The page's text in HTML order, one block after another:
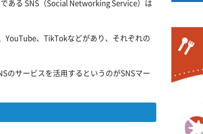
ある SNS（Social Networking Service）は
、TikTokなどがあり、それぞれの
のサービスを活用するというのがSNSマー